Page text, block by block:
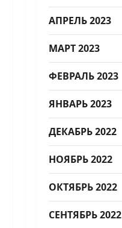
АПРЕЛЬ 2023
МАРТ 2023
ФЕВРАЛЬ 2023
ЯНВАРЬ 2023
ДЕКАБРЬ 2022
НОЯБРЬ 2022
ОКТЯБРЬ 2022
СЕНТЯБРЬ 2022